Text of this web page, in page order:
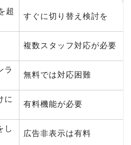
超
すぐに切り替え検討を
複数スタッフ対応が必要
ラ
無料では対応困難
に
有料機能が必要
し
広告非表示は有料